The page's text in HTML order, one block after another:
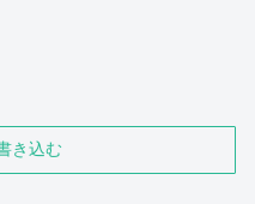
き込む